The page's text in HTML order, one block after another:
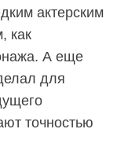
актерским
как
А еще
для
точностью